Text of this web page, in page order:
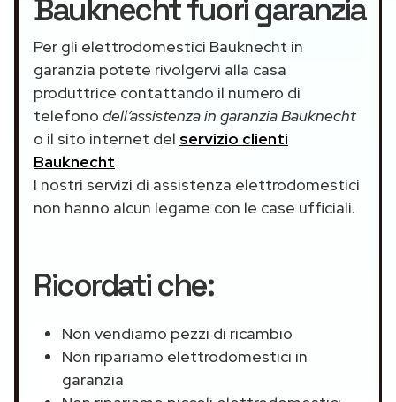
Bauknecht fuori garanzia
Per gli elettrodomestici Bauknecht in
garanzia potete rivolgervi alla casa
produttrice contattando il numero di
telefono dell’assistenza in garanzia Bauknecht
o il sito internet del servizio clienti
Bauknecht
I nostri servizi di assistenza elettrodomestici
non hanno alcun legame con le case ufficiali.
Ricordati che:
Non vendiamo pezzi di ricambio
Non ripariamo elettrodomestici in
garanzia